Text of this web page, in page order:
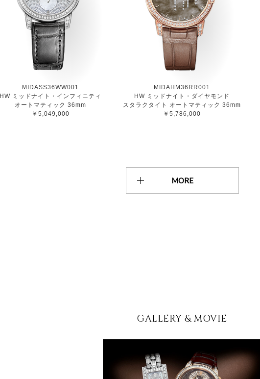
MIDASS36WW001
HW ミッドナイト・インフィニティ
オートマティック 36mm
￥5,049,000
MIDAHM36RR001
HW ミッドナイト・ダイヤモンド
スタラクタイト オートマティック 36mm
￥5,786,000
MORE
GALLERY & MOVIE